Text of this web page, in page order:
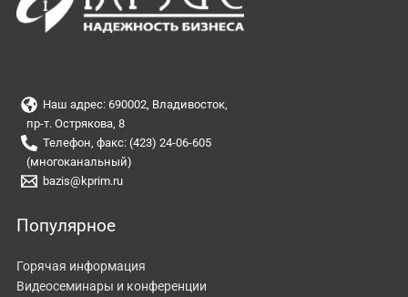
Наш адрес: 690002, Владивосток,
пр-т. Острякова, 8
Телефон, факс: (423) 24-06-605
(многоканальный)
bazis@kprim.ru
Популярное
Горячая информация
Видеосеминары и конференции